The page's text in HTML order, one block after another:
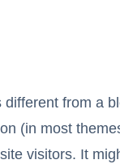
different from a
(in most
visitors. It